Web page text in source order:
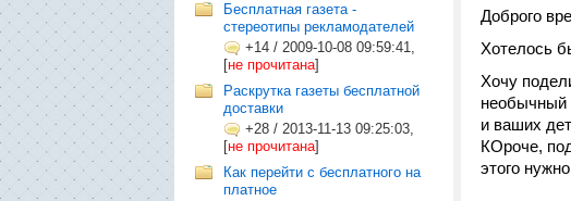
Бесплатная газета -
стереотипы рекламодателей
+14 / 2009-10-08 09:59:41,
[не прочитана]
Раскрутка газеты бесплатной
доставки
+28 / 2013-11-13 09:25:03,
[не прочитана]
Как перейти с бесплатного на
платное
Доброго
Хотелось
Хочу
необычный
и ваших
КОроче,
этого